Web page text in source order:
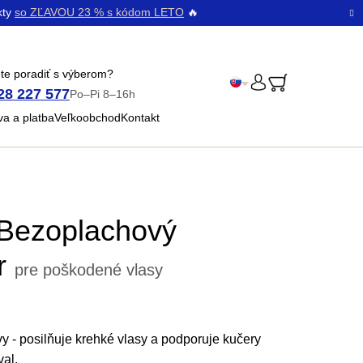
so ZĽAVOU 23 % s kódom LETO 🔥
poradiť s výberom?
227 577Po–Pi 8–16h
PRIHLÁSENIE
a platbaVeľkoobchodKontakt
pre poškodené vlasy
- posilňuje krehké vlasy a podporuje kučery